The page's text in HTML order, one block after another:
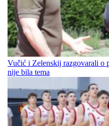
Vučić i Zelenskij razgovarali o
nije bila tema